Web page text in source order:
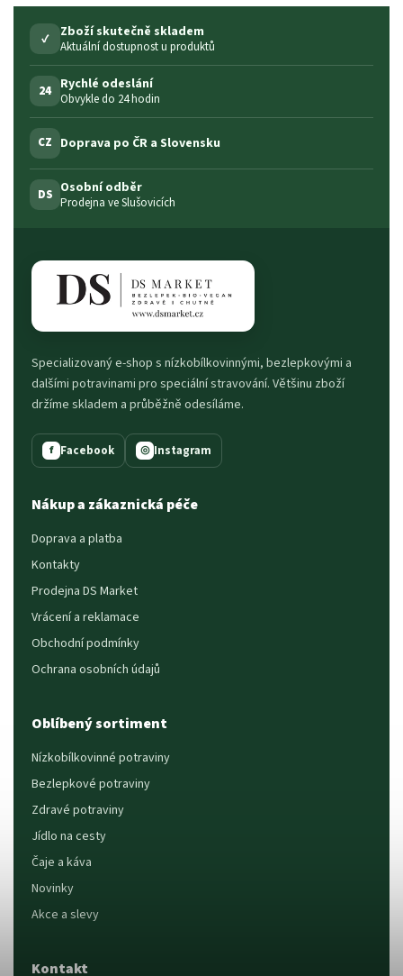
✓ Zboží skutečně skladem
Aktuální dostupnost u produktů
24 Rychlé odeslání
Obvykle do 24 hodin
CZ Doprava po ČR a Slovensku
DS Osobní odběr
Prodejna ve Slušovicích
Specializovaný e-shop s nízkobílkovinnými, bezlepkovými a
dalšími potravinami pro speciální stravování. Většinu zboží
držíme skladem a průběžně odesíláme.
f Facebook ◎ Instagram
Nákup a zákaznická péče
Doprava a platba
Kontakty
Prodejna DS Market
Vrácení a reklamace
Obchodní podmínky
Ochrana osobních údajů
Oblíbený sortiment
Nízkobílkovinné potraviny
Bezlepkové potraviny
Zdravé potraviny
Jídlo na cesty
Čaje a káva
Novinky
Akce a slevy
Kontakt